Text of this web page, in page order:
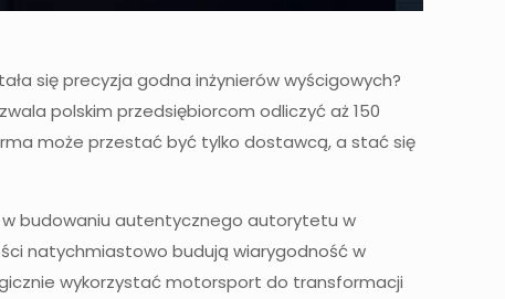
się precyzja godna inżynierów wyścigowych?
polskim przedsiębiorcom odliczyć aż 150
może przestać być tylko dostawcą, a stać się
w budowaniu autentycznego autorytetu w
natychmiastowo budują wiarygodność w
wykorzystać motorsport do transformacji